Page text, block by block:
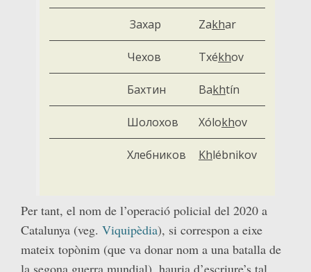
Захар Zakhar
Чехов Txékhov
Бахтин Bakhtín
Шолохов Xólokhov
Хлебников Khlébnikov
Per tant, el nom de l’operació policial del 2020 a
Catalunya (veg. Viquipèdia), si correspon a eixe
mateix topònim (que va donar nom a una batalla de
la segona guerra mundial), hauria d’escriure’s tal